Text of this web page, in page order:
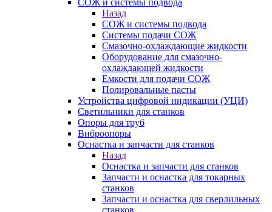
СОЖ и системы подвода
Назад
СОЖ и системы подвода
Системы подачи СОЖ
Смазочно-охлаждающие жидкости
Оборудование для смазочно-
охлаждающей жидкости
Емкости для подачи СОЖ
Полировальные пасты
Устройства цифровой индикации (УЦИ)
Светильники для станков
Опоры для труб
Виброопоры
Оснастка и запчасти для станков
Назад
Оснастка и запчасти для станков
Запчасти и оснастка для токарных
станков
Запчасти и оснастка для сверлильных
станков